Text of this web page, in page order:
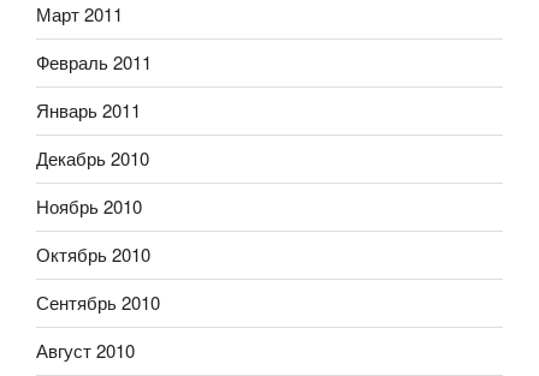
Март 2011
Февраль 2011
Январь 2011
Декабрь 2010
Ноябрь 2010
Октябрь 2010
Сентябрь 2010
Август 2010